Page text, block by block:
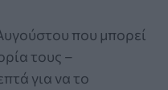
που μπορεί
τους –
για να το